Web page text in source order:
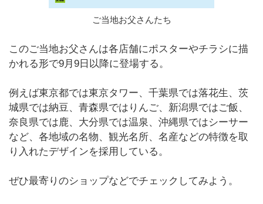
ご当地お父さんたち
このご当地お父さんは各店舗にポスターやチラシに描
かれる形で9月9日以降に登場する。
例えば東京都では東京タワー、千葉県では落花生、茨
城県では納豆、青森県ではりんご、新潟県ではご飯、
奈良県では鹿、大分県では温泉、沖縄県ではシーサー
など、各地域の名物、観光名所、名産などの特徴を取
り入れたデザインを採用している。
ぜひ最寄りのショップなどでチェックしてみよう。